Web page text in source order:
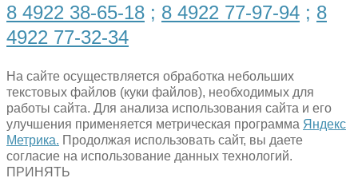
8 4922 38-65-18 ; 8 4922 77-97-94 ; 8
4922 77-32-34
На сайте осуществляется обработка небольших
текстовых файлов (куки файлов), необходимых для
работы сайта. Для анализа использования сайта и его
улучшения применяется метрическая программа Яндекс
Метрика. Продолжая использовать сайт, вы даете
согласие на использование данных технологий.
ПРИНЯТЬ